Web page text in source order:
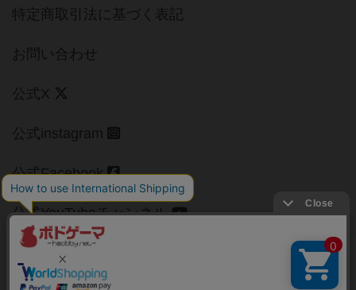
特定商取引法に基づく表記
お問い合わせ
公式X
公式instagram
公式Facebook
公式YouTubeチャンネル